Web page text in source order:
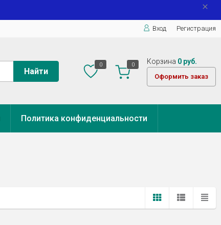
Вход Регистрация
Найти
0 0 Корзина 0 руб.
Оформить заказ
Политика конфиденциальности